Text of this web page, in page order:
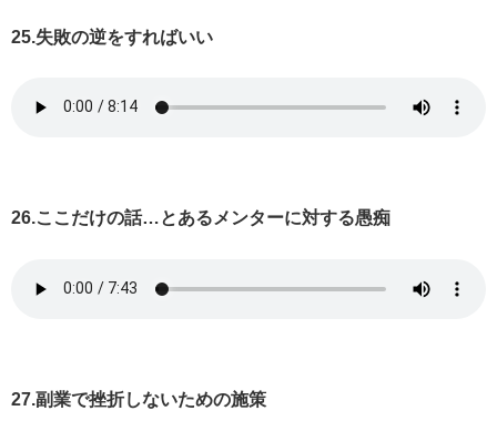
25.失敗の逆をすればいい
26.ここだけの話…とあるメンターに対する愚痴
27.副業で挫折しないための施策